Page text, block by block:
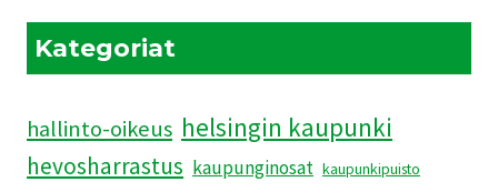
JÄRKYTTIVÄT
Kategoriat
hallinto-oikeus helsingin kaupunki
hevosharrastus kaupunginosat kaupunkipuisto